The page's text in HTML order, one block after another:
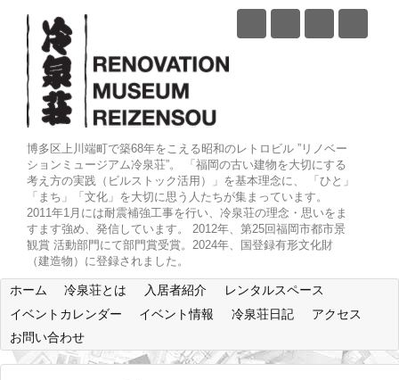
博多区上川端町で築68年をこえる昭和のレトロビル ”リノベー
ションミュージアム冷泉荘”。 「福岡の古い建物を大切にする
考え方の実践（ビルストック活用）」を基本理念に、 「ひと」
「まち」「文化」を大切に思う人たちが集まっています。
2011年1月には耐震補強工事を行い、冷泉荘の理念・思いをま
すます強め、発信しています。 2012年、第25回福岡市都市景
観賞 活動部門にて部門賞受賞。2024年、国登録有形文化財
（建造物）に登録されました。
ホーム 冷泉荘とは 入居者紹介
レンタルスペース
イベントカレンダー
イベント情報 冷泉荘日記
アクセス
お問い合わせ